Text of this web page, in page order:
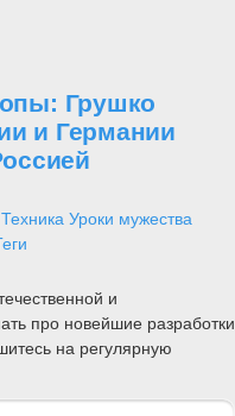
Грушко
и Германии
Техника Уроки мужества
и
про новейшие разработки
на регулярную